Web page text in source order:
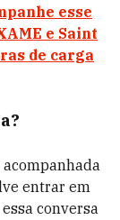
esse
e Saint
de carga
entrar em
conversa